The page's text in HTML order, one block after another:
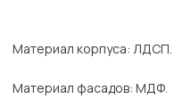
Материал корпуса: ЛДСП.
Материал фасадов: МДФ.